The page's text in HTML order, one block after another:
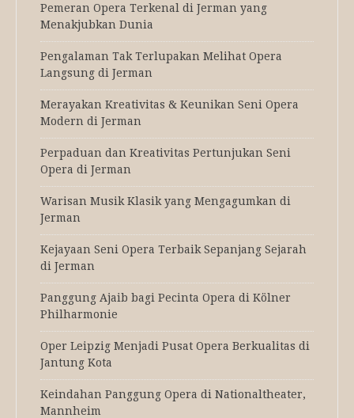
Pemeran Opera Terkenal di Jerman yang
Menakjubkan Dunia
Pengalaman Tak Terlupakan Melihat Opera
Langsung di Jerman
Merayakan Kreativitas & Keunikan Seni Opera
Modern di Jerman
Perpaduan dan Kreativitas Pertunjukan Seni
Opera di Jerman
Warisan Musik Klasik yang Mengagumkan di
Jerman
Kejayaan Seni Opera Terbaik Sepanjang Sejarah
di Jerman
Panggung Ajaib bagi Pecinta Opera di Kölner
Philharmonie
Oper Leipzig Menjadi Pusat Opera Berkualitas di
Jantung Kota
Keindahan Panggung Opera di Nationaltheater,
Mannheim